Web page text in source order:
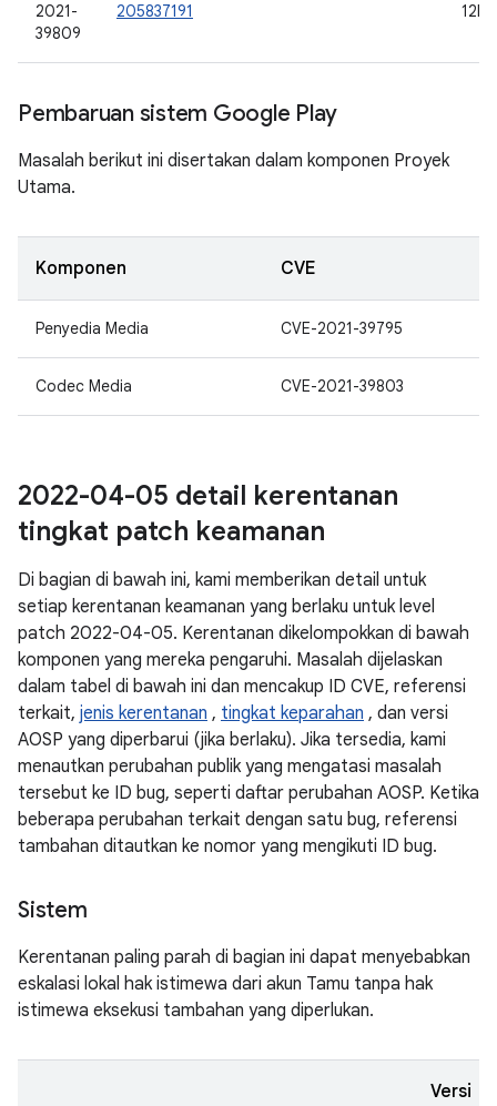
2021-
39809
205837191
12L
Pembaruan sistem Google Play
Masalah berikut ini disertakan dalam komponen Proyek
Utama.
Komponen CVE
Penyedia Media CVE-2021-39795
Codec Media CVE-2021-39803
2022-04-05 detail kerentanan
tingkat patch keamanan
Di bagian di bawah ini, kami memberikan detail untuk
setiap kerentanan keamanan yang berlaku untuk level
patch 2022-04-05. Kerentanan dikelompokkan di bawah
komponen yang mereka pengaruhi. Masalah dijelaskan
dalam tabel di bawah ini dan mencakup ID CVE, referensi
terkait, jenis kerentanan , tingkat keparahan , dan versi
AOSP yang diperbarui (jika berlaku). Jika tersedia, kami
menautkan perubahan publik yang mengatasi masalah
tersebut ke ID bug, seperti daftar perubahan AOSP. Ketika
beberapa perubahan terkait dengan satu bug, referensi
tambahan ditautkan ke nomor yang mengikuti ID bug.
Sistem
Kerentanan paling parah di bagian ini dapat menyebabkan
eskalasi lokal hak istimewa dari akun Tamu tanpa hak
istimewa eksekusi tambahan yang diperlukan.
Versi